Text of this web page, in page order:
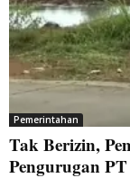
Pemerintahan
Tak Berizin,
Pengurugan